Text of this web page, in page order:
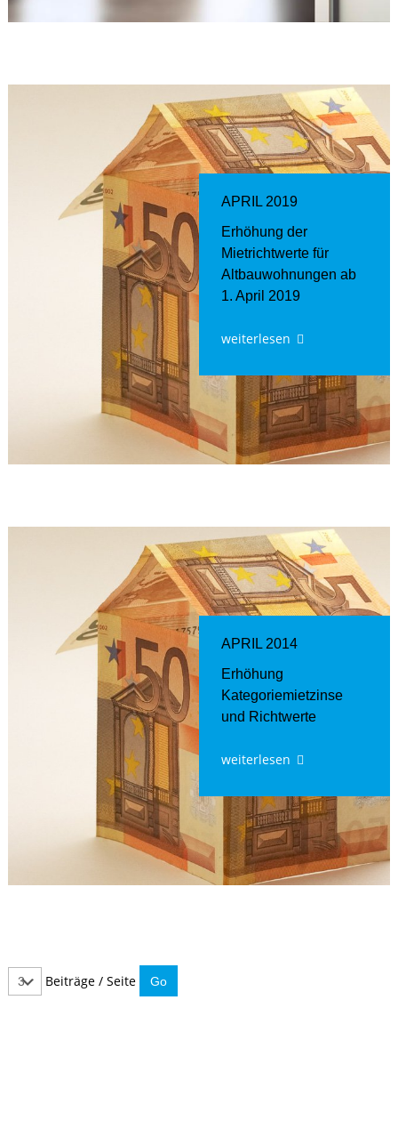
APRIL 2019
Erhöhung der
Mietrichtwerte für
Altbauwohnungen ab
1. April 2019
weiterlesen
APRIL 2014
Erhöhung
Kategoriemietzinse
und Richtwerte
weiterlesen
Beiträge / Seite